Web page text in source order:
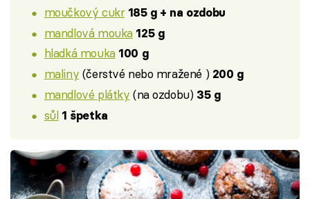
moučkový cukr 185 g + na ozdobu
mandlová mouka 125 g
hladká mouka 100 g
maliny (čerstvé nebo mražené ) 200 g
mandlové plátky (na ozdobu) 35 g
sůl 1 špetka